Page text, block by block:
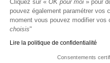
protection des
Cliquez sur « OK pour moi » pour
pouvez également paramétrer vos
moment vous pouvez modifier vos
choisis"
Lire la politique de confidentialité
Consentements